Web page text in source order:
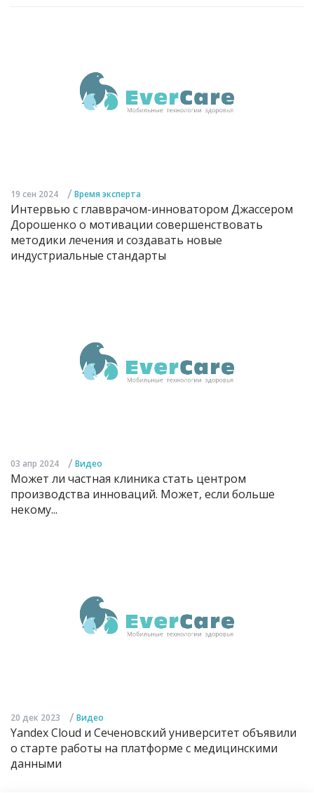
19 сен 2024 / Время эксперта
Интервью с главврачом-инноватором Джассером
Дорошенко о мотивации совершенствовать
методики лечения и создавать новые
индустриальные стандарты
03 апр 2024 / Видео
Может ли частная клиника стать центром
производства инноваций. Может, если больше
некому...
20 дек 2023 / Видео
Yandex Cloud и Сеченовский университет объявили
о старте работы на платформе с медицинскими
данными